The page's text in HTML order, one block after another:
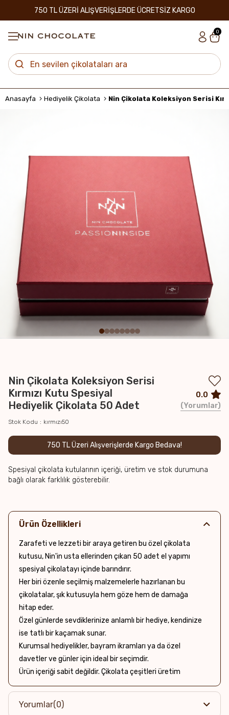
750 TL ÜZERİ ALIŞVERİŞLERDE ÜCRETSİZ KARGO
0
Anasayfa Hediyelik Çikolata
Nin Çikolata Koleksiyon Serisi
Kırmızı Kutu Spesiyal
Hediyelik Çikolata 50 Adet
Stok Kodu kırmızı50
750 TL Üzeri Alışverişlerde Kargo Bedava!
Spesiyal çikolata kutularının içeriği, üretim ve stok durumuna
bağlı olarak farklılık gösterebilir.
0.0
Yorumlar
Ürün Özellikleri
Zarafeti ve lezzeti bir araya getiren bu özel çikolata
kutusu, Nin'in usta ellerinden çıkan 50 adet el yapımı
spesiyal çikolatayı içinde barındırır.
Her biri özenle seçilmiş malzemelerle hazırlanan bu
çikolatalar, şık kutusuyla hem göze hem de damağa
hitap eder.
Özel günlerde sevdiklerinize anlamlı bir hediye, kendinize
ise tatlı bir kaçamak sunar.
Kurumsal hediyelikler, bayram ikramları ya da özel
davetler ve günler için ideal bir seçimdir.
Ürün içeriği sabit değildir. Çikolata çeşitleri üretim
durumuna göre değişebilir.
Yorumlar(0)